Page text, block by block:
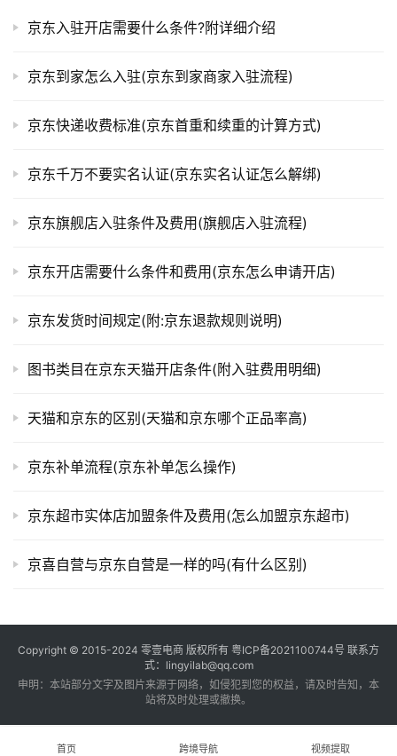
京东入驻开店需要什么条件?附详细介绍
京东到家怎么入驻(京东到家商家入驻流程)
京东快递收费标准(京东首重和续重的计算方式)
京东千万不要实名认证(京东实名认证怎么解绑)
京东旗舰店入驻条件及费用(旗舰店入驻流程)
京东开店需要什么条件和费用(京东怎么申请开店)
京东发货时间规定(附:京东退款规则说明)
图书类目在京东天猫开店条件(附入驻费用明细)
天猫和京东的区别(天猫和京东哪个正品率高)
京东补单流程(京东补单怎么操作)
京东超市实体店加盟条件及费用(怎么加盟京东超市)
京喜自营与京东自营是一样的吗(有什么区别)
Copyright © 2015-2024 零壹电商 版权所有 粤ICP备2021100744号 联系方
式：lingyilab@qq.com
申明：本站部分文字及图片来源于网络，如侵犯到您的权益，请及时告知，本
站将及时处理或撤换。
首页 跨境导航 视频提取